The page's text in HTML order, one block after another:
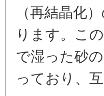
（再結晶化
ります。こ
で湿った砂
っており、